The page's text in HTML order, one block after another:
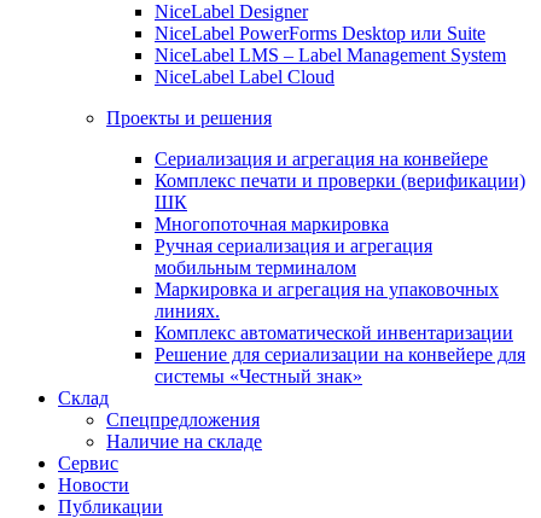
NiceLabel Designer
NiceLabel PowerForms Desktop или Suite
NiceLabel LMS – Label Management System
NiceLabel Label Cloud
Проекты и решения
Сериализация и агрегация на конвейере
Комплекс печати и проверки (верификации)
ШК
Многопоточная маркировка
Ручная сериализация и агрегация
мобильным терминалом
Маркировка и агрегация на упаковочных
линиях.
Комплекс автоматической инвентаризации
Решение для сериализации на конвейере для
системы «Честный знак»
Склад
Спецпредложения
Наличие на складе
Сервис
Новости
Публикации